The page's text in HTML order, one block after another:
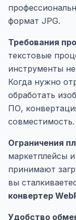
формат JPG.
Требования
текстовые
инструменты
Когда нужно
обработать
ПО,
совместимость.
Ограничения
маркетплейсы
принимают
вы
конвертер
Удобство